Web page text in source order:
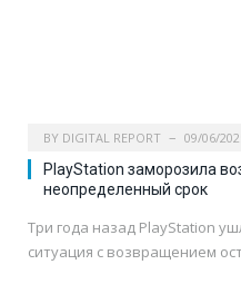
BY DIGITAL REPORT 09/06/
PlayStation заморозила
неопределенный срок
Три года назад PlayStation
ситуация с возвращением